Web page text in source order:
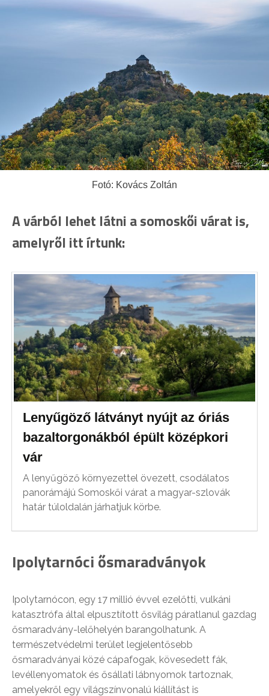
Fotó: Kovács Zoltán
A várból lehet látni a somoskői várat is,
amelyről itt írtunk:
Lenyűgöző látványt nyújt az óriás
bazaltorgonákból épült középkori
vár
A lenyűgöző környezettel övezett, csodálatos
panorámájú Somoskői várat a magyar-szlovák
határ túloldalán járhatjuk körbe.
Ipolytarnóci ősmaradványok
Ipolytarnócon, egy 17 millió évvel ezelőtti, vulkáni
katasztrófa által elpusztított ősvilág páratlanul gazdag
ősmaradvány-lelőhelyén barangolhatunk. A
természetvédelmi terület legjelentősebb
ősmaradványai közé cápafogak, kövesedett fák,
levéllenyomatok és ősállati lábnyomok tartoznak,
amelyekről egy világszínvonalú kiállítást is